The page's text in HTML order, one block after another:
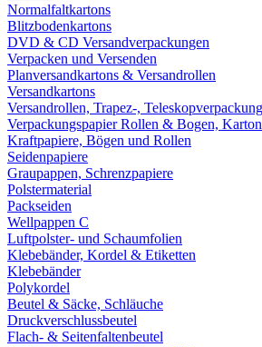
Normalfaltkartons
Blitzbodenkartons
DVD & CD Versandverpackungen
Verpacken und Versenden
Planversandkartons & Versandrollen
Versandkartons
Versandrollen, Trapez-,
Verpackungspapier Rollen & Bogen,
Kraftpapiere, Bögen und Rollen
Seidenpapiere
Graupappen, Schrenzpapiere
Polstermaterial
Packseiden
Wellpappen C
Luftpolster- und Schaumfolien
Klebebänder, Kordel & Etiketten
Klebebänder
Polykordel
Beutel & Säcke, Schläuche
Druckverschlussbeutel
Flach- & Seitenfaltenbeutel